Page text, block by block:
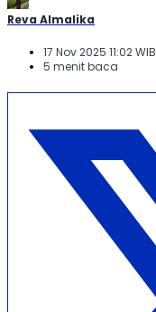
Reva Almalika
17 Nov 2025 11:02 WIB
5 menit baca